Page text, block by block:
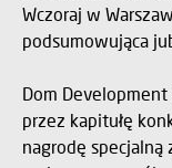
Wczoraj w
podsumowująca
Dom
przez kapitułę
nagrodę